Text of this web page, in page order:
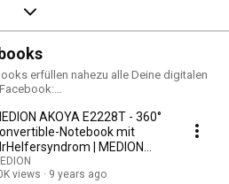
erfüllen nahezu alle Deine digitalen
ohne überflüssige und teure
und Erfahrung. Du willst
Preis? Dann komm zu MEDION!
AKOYA E2228T - 360°
Notebook mit
| MEDION
views
9 years ago